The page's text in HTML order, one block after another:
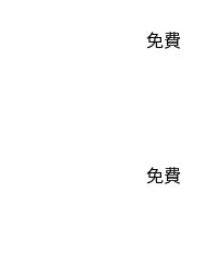
免費
免費